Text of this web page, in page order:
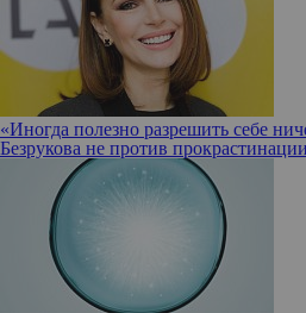
«Иногда полезно разрешить себе
Безрукова не против прокрастинации